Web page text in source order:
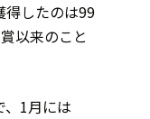
得したのは99
以来のこと
、1月には